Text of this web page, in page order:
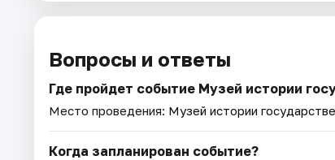
Вопросы и ответы
Где пройдет событие Музей истории
Место проведения: Музей истории
Когда запланирован событие?